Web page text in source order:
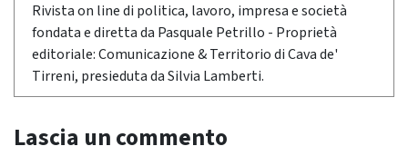
Rivista on line di politica, lavoro, impresa e società
fondata e diretta da Pasquale Petrillo - Proprietà
editoriale: Comunicazione & Territorio di Cava de'
Tirreni, presieduta da Silvia Lamberti.
Lascia un commento